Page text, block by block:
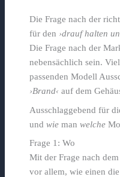
Die Frage nach der
für den ›drauf halten
Die Frage nach der
nebensächlich sein.
passenden Modell
›Brand‹ auf dem
Ausschlaggebend für
undwie manwelche
Frage 1: Wo
Mit der Frage nach dem
vor allem, wie einen